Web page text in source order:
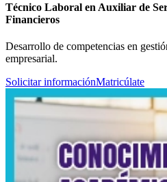
Técnico Laboral en Auxiliar de
Financieros
Desarrollo de competencias en
empresarial.
Solicitar informaciónMatricúlate